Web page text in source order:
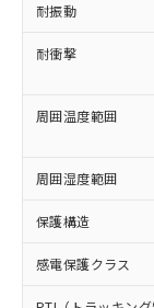
耐振動
耐衝撃
周囲温度範囲
周囲湿度範囲
保護構造
感電保護クラス
(
覧
調査・
非含有
害物質
仕入先
いたも
むを得
*EU RoHS
鉛(Pb)
ミウム(Cd)
六価クロム
類(PBB)
「○」
基準値
「×」
基準値
「－」
*中国
Pb(鉛)
可)
と
号